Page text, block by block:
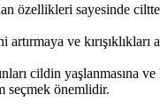
özellikleri sayesinde ciltte
ve kırışıklıkları
cildin yaşlanmasına
seçmek önemlidir.